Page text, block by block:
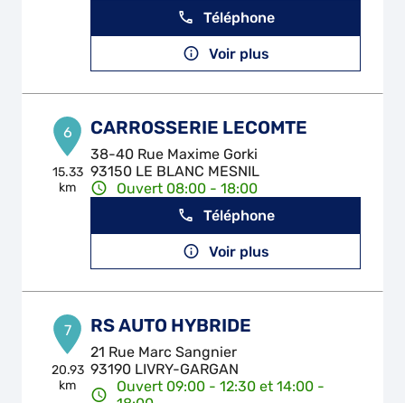
Téléphone
Voir plus
6
15.33
km
CARROSSERIE LECOMTE
38-40 Rue Maxime Gorki
93150 LE BLANC MESNIL
Ouvert 08:00 - 18:00
Téléphone
Voir plus
7
20.93
km
RS AUTO HYBRIDE
21 Rue Marc Sangnier
93190 LIVRY-GARGAN
Ouvert 09:00 - 12:30 et 14:00 -